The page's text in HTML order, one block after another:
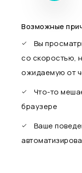
Возможные
Вы
со скоростью,
ожидаемую от
Что-то
браузере
Ваше